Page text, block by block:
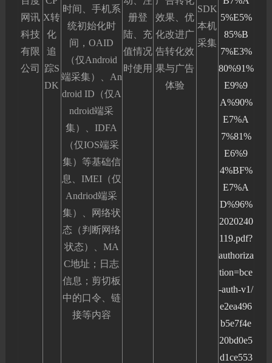
网讯
科技
有限
公司
X转
化
追
踪S
DK
时间、手机系
统初始化时
间，OAID
（仅Android
端采集）、An
droid ID（仅A
ndroid端采
集）、IDFA
（仅IOS端采
集）等基础信
息、IMEI（仅
Andriod端采
集）、网络状
态（判断网络
状态）、MA
C地址；日志
信息；剪切板
中的口令、链
接等内容
册登
陆、充
值情况
时使用
效果、优
化改进广
告转化效
果与广告
体验
SDK
本机
采集
5%E5%
85%B
7%E3%
80%91%
E9%9
A%90%
E7%A
7%81%
E6%9
4%BF%
E7%A
D%96%
2020240
119.pdf?
authoriza
tion=bce
-auth-v1/
e2ea496
b5e7f4e
20bd0e5
d1ce553